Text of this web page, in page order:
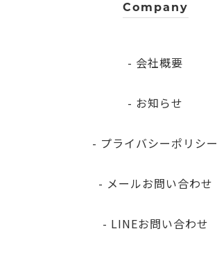
Company
- 会社概要
- お知らせ
- プライバシーポリシー
- メールお問い合わせ
- LINEお問い合わせ